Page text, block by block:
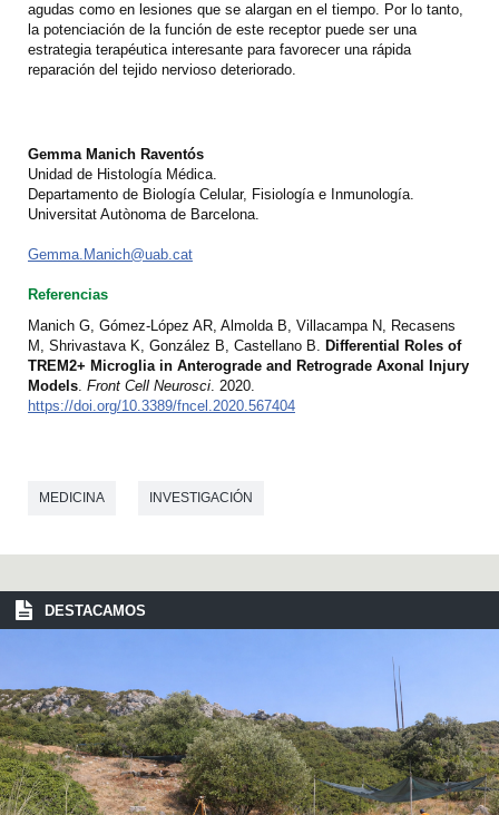
agudas como en lesiones que se alargan en el tiempo. Por lo tanto,
la potenciación de la función de este receptor puede ser una
estrategia terapéutica interesante para favorecer una rápida
reparación del tejido nervioso deteriorado.
Gemma Manich Raventós
Unidad de Histología Médica.
Departamento de Biología Celular, Fisiología e Inmunología.
Universitat Autònoma de Barcelona.
Gemma.Manich@uab.cat
Referencias
Manich G, Gómez-López AR, Almolda B, Villacampa N, Recasens
M, Shrivastava K, González B, Castellano B. Differential Roles of
TREM2+ Microglia in Anterograde and Retrograde Axonal Injury
Models. Front Cell Neurosci. 2020.
https://doi.org/10.3389/fncel.2020.567404
MEDICINA INVESTIGACIÓN
DESTACAMOS